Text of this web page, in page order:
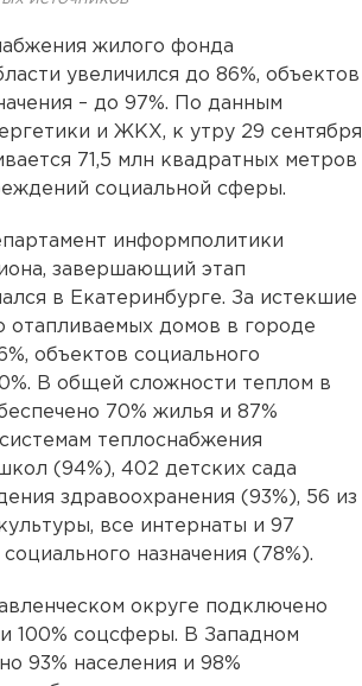
жилого фонда
увеличился до 86%, объектов
– до 97%. По данным
и ЖКХ, к утру 29 сентября
71,5 млн квадратных метров
социальной сферы.
информполитики
завершающий этап
в Екатеринбурге. За истекшие
отапливаемых домов в городе
объектов социального
В общей сложности теплом в
70% жилья и 87%
теплоснабжения
(94%), 402 детских сада
здравоохранения (93%), 56 из
все интернаты и 97
назначения (78%).
округе подключено
100% соцсферы. В Западном
93% населения и 98%